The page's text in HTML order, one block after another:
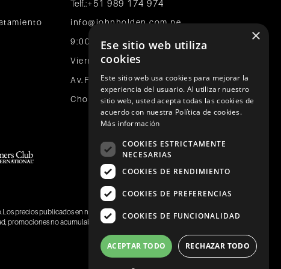
Telf.:+51 989 174 974
info@johnholden.com.pe
9:00 a.m. a 6:00 p.m. de Lunes a
Viernes
Av.Faisanes 420 , Urb. La Campiña ,
Chorrillos
Pago Efectivo
precios publicados en nuestra página webwww.johnholden.com son
promociones no acumulables.
×
Ese sitio web utiliza
cookies
Este sitio web usa cookies para mejorar la
experiencia del usuario. Al utilizar nuestro
sitio web, usted acepta todas las cookies de
acuerdo con nuestra Política de cookies.
Más información
COOKIES ESTRICTAMENTE
NECESARIAS
COOKIES DE RENDIMIENTO
COOKIES DE PREFERENCIAS
COOKIES DE FUNCIONALIDAD
ACEPTAR TODO RECHAZAR TODO